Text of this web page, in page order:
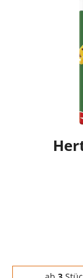
Staffelpreise -